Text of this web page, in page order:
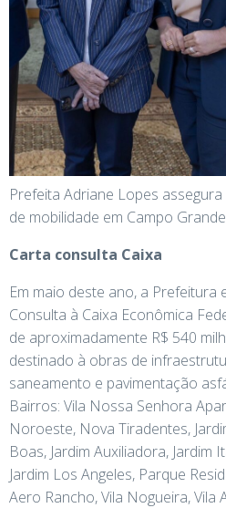
Prefeita Adriane Lopes
de mobilidade em Campo Grande
Carta consulta Caixa
Em maio deste ano, a Prefeitura
Consulta à Caixa Econômica
de aproximadamente R$ 540
destinado à obras de
saneamento e pavimentação
Bairros: Vila Nossa Senhora
Noroeste, Nova Tiradentes,
Boas, Jardim Auxiliadora, Jardim
Jardim Los Angeles, Parque
Aero Rancho, Vila Nogueira, Vila